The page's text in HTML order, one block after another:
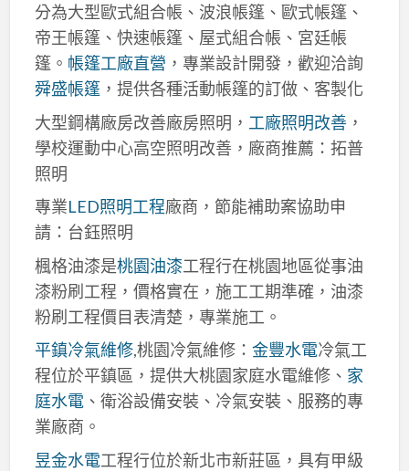
分為大型歐式組合帳、波浪帳篷、歐式帳篷、
帝王帳篷、快速帳篷、屋式組合帳、宮廷帳
篷。 帳篷工廠直營 ，專業設計開發，歡迎洽詢
舜盛帳篷，提供各種活動帳篷的訂做、客製化
大型鋼構廠房改善廠房照明， 工廠照明改善，
學校運動中心高空照明改善，廠商推薦：拓普
照明
專業LED照明工程廠商，節能補助案協助申
請：台鈺照明
楓格油漆是桃園油漆工程行在桃園地區從事油
漆粉刷工程，價格實在，施工工期準確，油漆
粉刷工程價目表清楚，專業施工。
平鎮冷氣維修,桃園冷氣維修： 金豐水電冷氣工
程位於平鎮區，提供大桃園家庭水電維修、 家
庭水電、衛浴設備安裝、冷氣安裝、服務的專
業廠商。
昱金水電工程行位於新北市新莊區，具有甲級